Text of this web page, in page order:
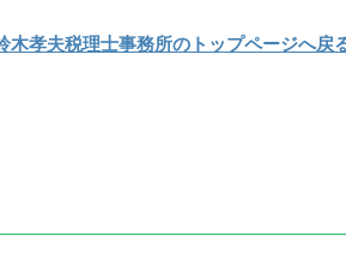
木孝夫税理士事務所のトップページへ戻